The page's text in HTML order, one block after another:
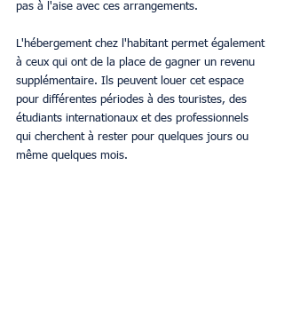
pas à l'aise avec ces arrangements.
L'hébergement chez l'habitant permet également
à ceux qui ont de la place de gagner un revenu
supplémentaire. Ils peuvent louer cet espace
pour différentes périodes à des touristes, des
étudiants internationaux et des professionnels
qui cherchent à rester pour quelques jours ou
même quelques mois.